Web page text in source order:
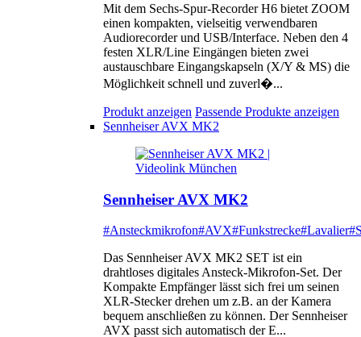
Mit dem Sechs-Spur-Recorder H6 bietet ZOOM
einen kompakten, vielseitig verwendbaren
Audiorecorder und USB/Interface. Neben den 4
festen XLR/Line Eingängen bieten zwei
austauschbare Eingangskapseln (X/Y & MS) die
Möglichkeit schnell und zuverl�...
Produkt anzeigen Passende Produkte anzeigen
Sennheiser AVX MK2
Sennheiser AVX MK2
#Ansteckmikrofon#AVX#Funkstrecke#Lavalier
Das Sennheiser AVX MK2 SET ist ein
drahtloses digitales Ansteck-Mikrofon-Set. Der
Kompakte Empfänger lässt sich frei um seinen
XLR-Stecker drehen um z.B. an der Kamera
bequem anschließen zu können. Der Sennheiser
AVX passt sich automatisch der E...